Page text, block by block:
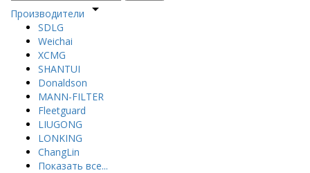
Производители
arrow_drop_down
SDLG
Weichai
XCMG
SHANTUI
Donaldson
MANN-FILTER
Fleetguard
LIUGONG
LONKING
ChangLin
Показать все...